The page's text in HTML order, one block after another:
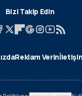
Bizi Takip Edin
Reklam Verin